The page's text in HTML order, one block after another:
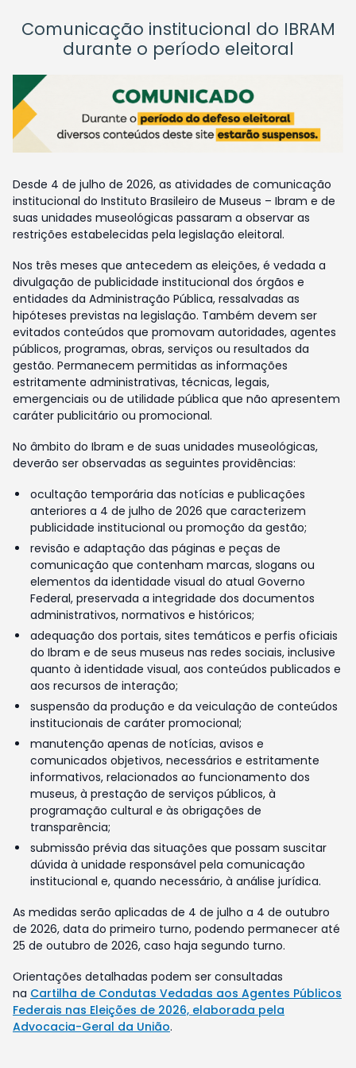
Comunicação institucional do IBRAM
durante o período eleitoral
Desde 4 de julho de 2026, as atividades de comunicação
institucional do Instituto Brasileiro de Museus – Ibram e de
suas unidades museológicas passaram a observar as
restrições estabelecidas pela legislação eleitoral.
Nos três meses que antecedem as eleições, é vedada a
divulgação de publicidade institucional dos órgãos e
entidades da Administração Pública, ressalvadas as
hipóteses previstas na legislação. Também devem ser
evitados conteúdos que promovam autoridades, agentes
públicos, programas, obras, serviços ou resultados da
gestão. Permanecem permitidas as informações
estritamente administrativas, técnicas, legais,
emergenciais ou de utilidade pública que não apresentem
caráter publicitário ou promocional.
No âmbito do Ibram e de suas unidades museológicas,
deverão ser observadas as seguintes providências:
ocultação temporária das notícias e publicações
anteriores a 4 de julho de 2026 que caracterizem
publicidade institucional ou promoção da gestão;
revisão e adaptação das páginas e peças de
comunicação que contenham marcas, slogans ou
elementos da identidade visual do atual Governo
Federal, preservada a integridade dos documentos
administrativos, normativos e históricos;
adequação dos portais, sites temáticos e perfis oficiais
do Ibram e de seus museus nas redes sociais, inclusive
quanto à identidade visual, aos conteúdos publicados e
aos recursos de interação;
suspensão da produção e da veiculação de conteúdos
institucionais de caráter promocional;
manutenção apenas de notícias, avisos e
comunicados objetivos, necessários e estritamente
informativos, relacionados ao funcionamento dos
museus, à prestação de serviços públicos, à
programação cultural e às obrigações de
transparência;
submissão prévia das situações que possam suscitar
dúvida à unidade responsável pela comunicação
institucional e, quando necessário, à análise jurídica.
As medidas serão aplicadas de 4 de julho a 4 de outubro
de 2026, data do primeiro turno, podendo permanecer até
25 de outubro de 2026, caso haja segundo turno.
Orientações detalhadas podem ser consultadas
na Cartilha de Condutas Vedadas aos Agentes Públicos
Federais nas Eleições de 2026, elaborada pela
Advocacia-Geral da União.